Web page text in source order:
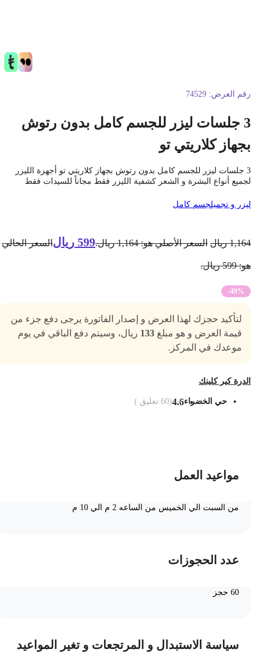
العرض: 74529
3 جلسات ليزر للجسم كامل بدون رتوش
كلاريتي تو
3 جلسات ليزر للجسم كامل بدون رتوش بجهاز كلاريتي تو أجهزة الليزر
أنواع البشرة و الشعر كشفية الليزر فقط مجاناً للسيدات فقط
و تجميلجسم كامل
ريال السعر الأصلي هو: 1,164 ريال. 599 ريال السعر الحالي
-49%
لتأكيد حجزك لهذا العرض و إصدار الفاتورة يرجى دفع جزء من
قيمة العرض و هو مبلغ133 ريال، وسيتم دفع الباقي في يوم
موعدك في المركز.
كير كلينك
حي الخضراء4.6
(
60تعليق )
مواعيد العمل
من السبت الي الخميس من الساعه 2 م الي 10 م
عدد الحجوزات
سياسة الاستبدال و المرتجعات و تغير المواعيد